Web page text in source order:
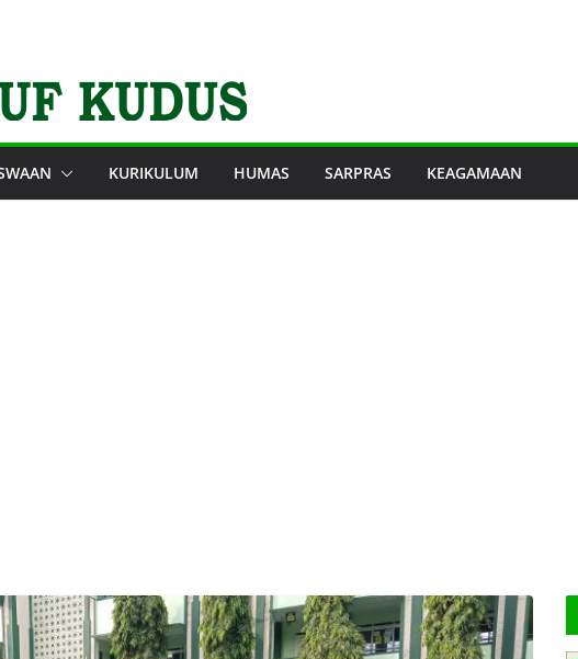
KURIKULUM HUMAS SARPRAS KEAGAMAAN